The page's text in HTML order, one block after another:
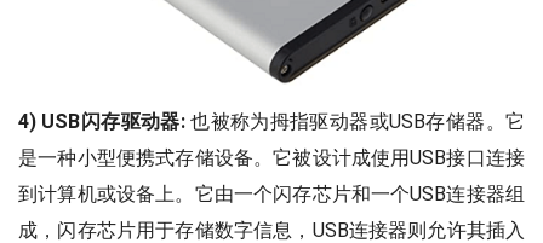
4) USB闪存驱动器:也被称为拇指驱动器或USB存储器。它
是一种小型便携式存储设备。它被设计成使用USB接口连接
到计算机或设备上。它由一个闪存芯片和一个USB连接器组
成，闪存芯片用于存储数字信息，USB连接器则允许其插入